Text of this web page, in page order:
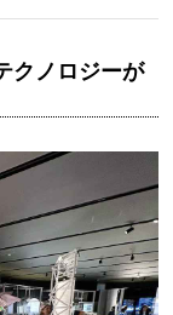
クノロジーが